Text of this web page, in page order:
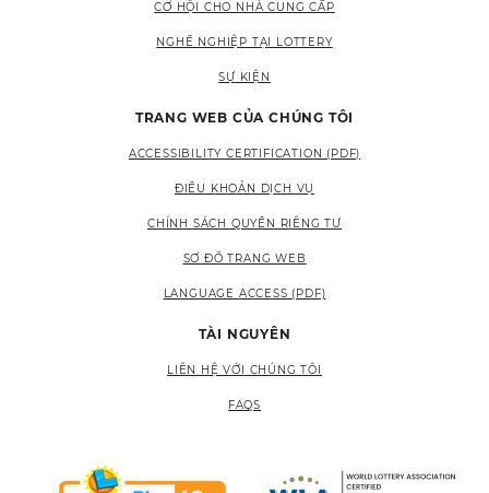
CƠ HỘI CHO NHÀ CUNG CẤP
NGHỀ NGHIỆP TẠI LOTTERY
SỰ KIỆN
TRANG WEB CỦA CHÚNG TÔI
ACCESSIBILITY CERTIFICATION (PDF)
ĐIỀU KHOẢN DỊCH VỤ
CHÍNH SÁCH QUYỀN RIÊNG TƯ
SƠ ĐỒ TRANG WEB
LANGUAGE ACCESS (PDF)
TÀI NGUYÊN
LIÊN HỆ VỚI CHÚNG TÔI
FAQS